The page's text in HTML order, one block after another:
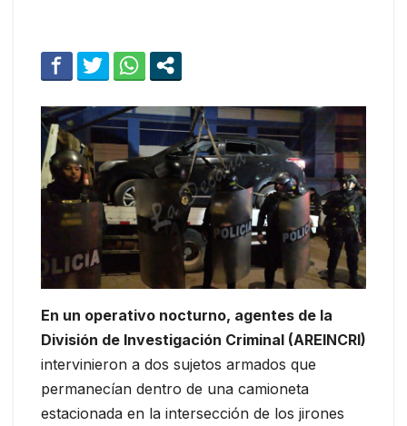
En un operativo nocturno, agentes de la
División de Investigación Criminal (AREINCRI)
intervinieron a dos sujetos armados que
permanecían dentro de una camioneta
estacionada en la intersección de los jirones